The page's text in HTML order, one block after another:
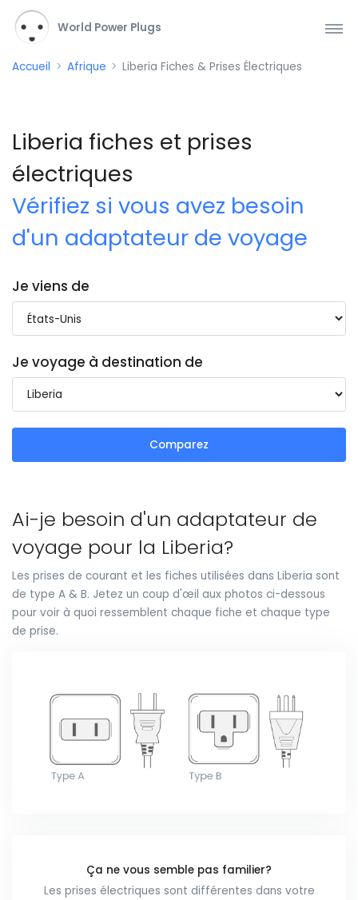
World Power Plugs
Accueil Afrique Liberia Fiches & Prises Électriques
Liberia fiches et prises
électriques
Vérifiez si vous avez besoin
d'un adaptateur de voyage
Je viens de
Je voyage à destination de
Comparez
Ai-je besoin d'un adaptateur de
voyage pour la Liberia?
Les prises de courant et les fiches utilisées dans Liberia sont
de type A & B. Jetez un coup d'œil aux photos ci-dessous
pour voir à quoi ressemblent chaque fiche et chaque type
de prise.
Ça ne vous semble pas familier?
Les prises électriques sont différentes dans votre